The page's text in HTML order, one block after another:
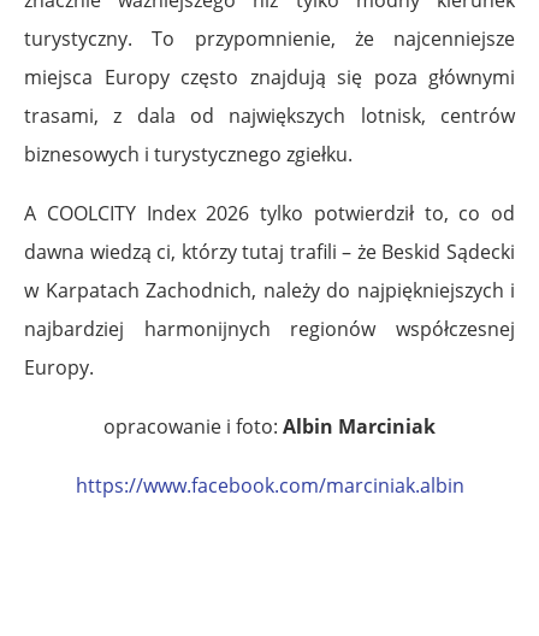
turystyczny. To przypomnienie, że najcenniejsze
miejsca Europy często znajdują się poza głównymi
trasami, z dala od największych lotnisk, centrów
biznesowych i turystycznego zgiełku.
A COOLCITY Index 2026 tylko potwierdził to, co od
dawna wiedzą ci, którzy tutaj trafili – że Beskid Sądecki
w Karpatach Zachodnich, należy do najpiękniejszych i
najbardziej harmonijnych regionów współczesnej
Europy.
opracowanie i foto: Albin Marciniak
https://www.facebook.com/marciniak.albin